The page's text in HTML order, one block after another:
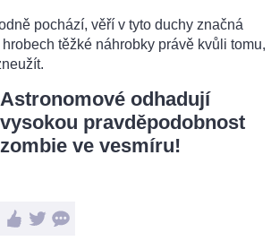
pochází, věří v tyto duchy značná
těžké náhrobky právě kvůli tomu,
Astronomové odhadují
vysokou pravděpodobnost
zombie ve vesmíru!